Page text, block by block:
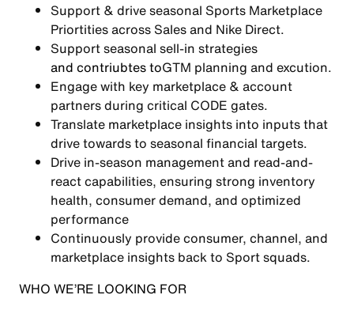
Support & drive seasonal Sports Marketplace
Priortitiesacross Sales and Nike Direct.
Support seasonal sell-in strategies
and contriubtes toGTM planning and excution.
Engage with key marketplace & account
partners during critical CODE gates.
Translate marketplace insights into inputs that
drive towards to seasonal financial targets.
Drive in-season management and read-and-
react capabilities, ensuring strong inventory
health, consumer demand, and optimized
performance
Continuously provideconsumer, channel, and
marketplace insights back to Sport squads.
WHO WE’RE LOOKING FOR